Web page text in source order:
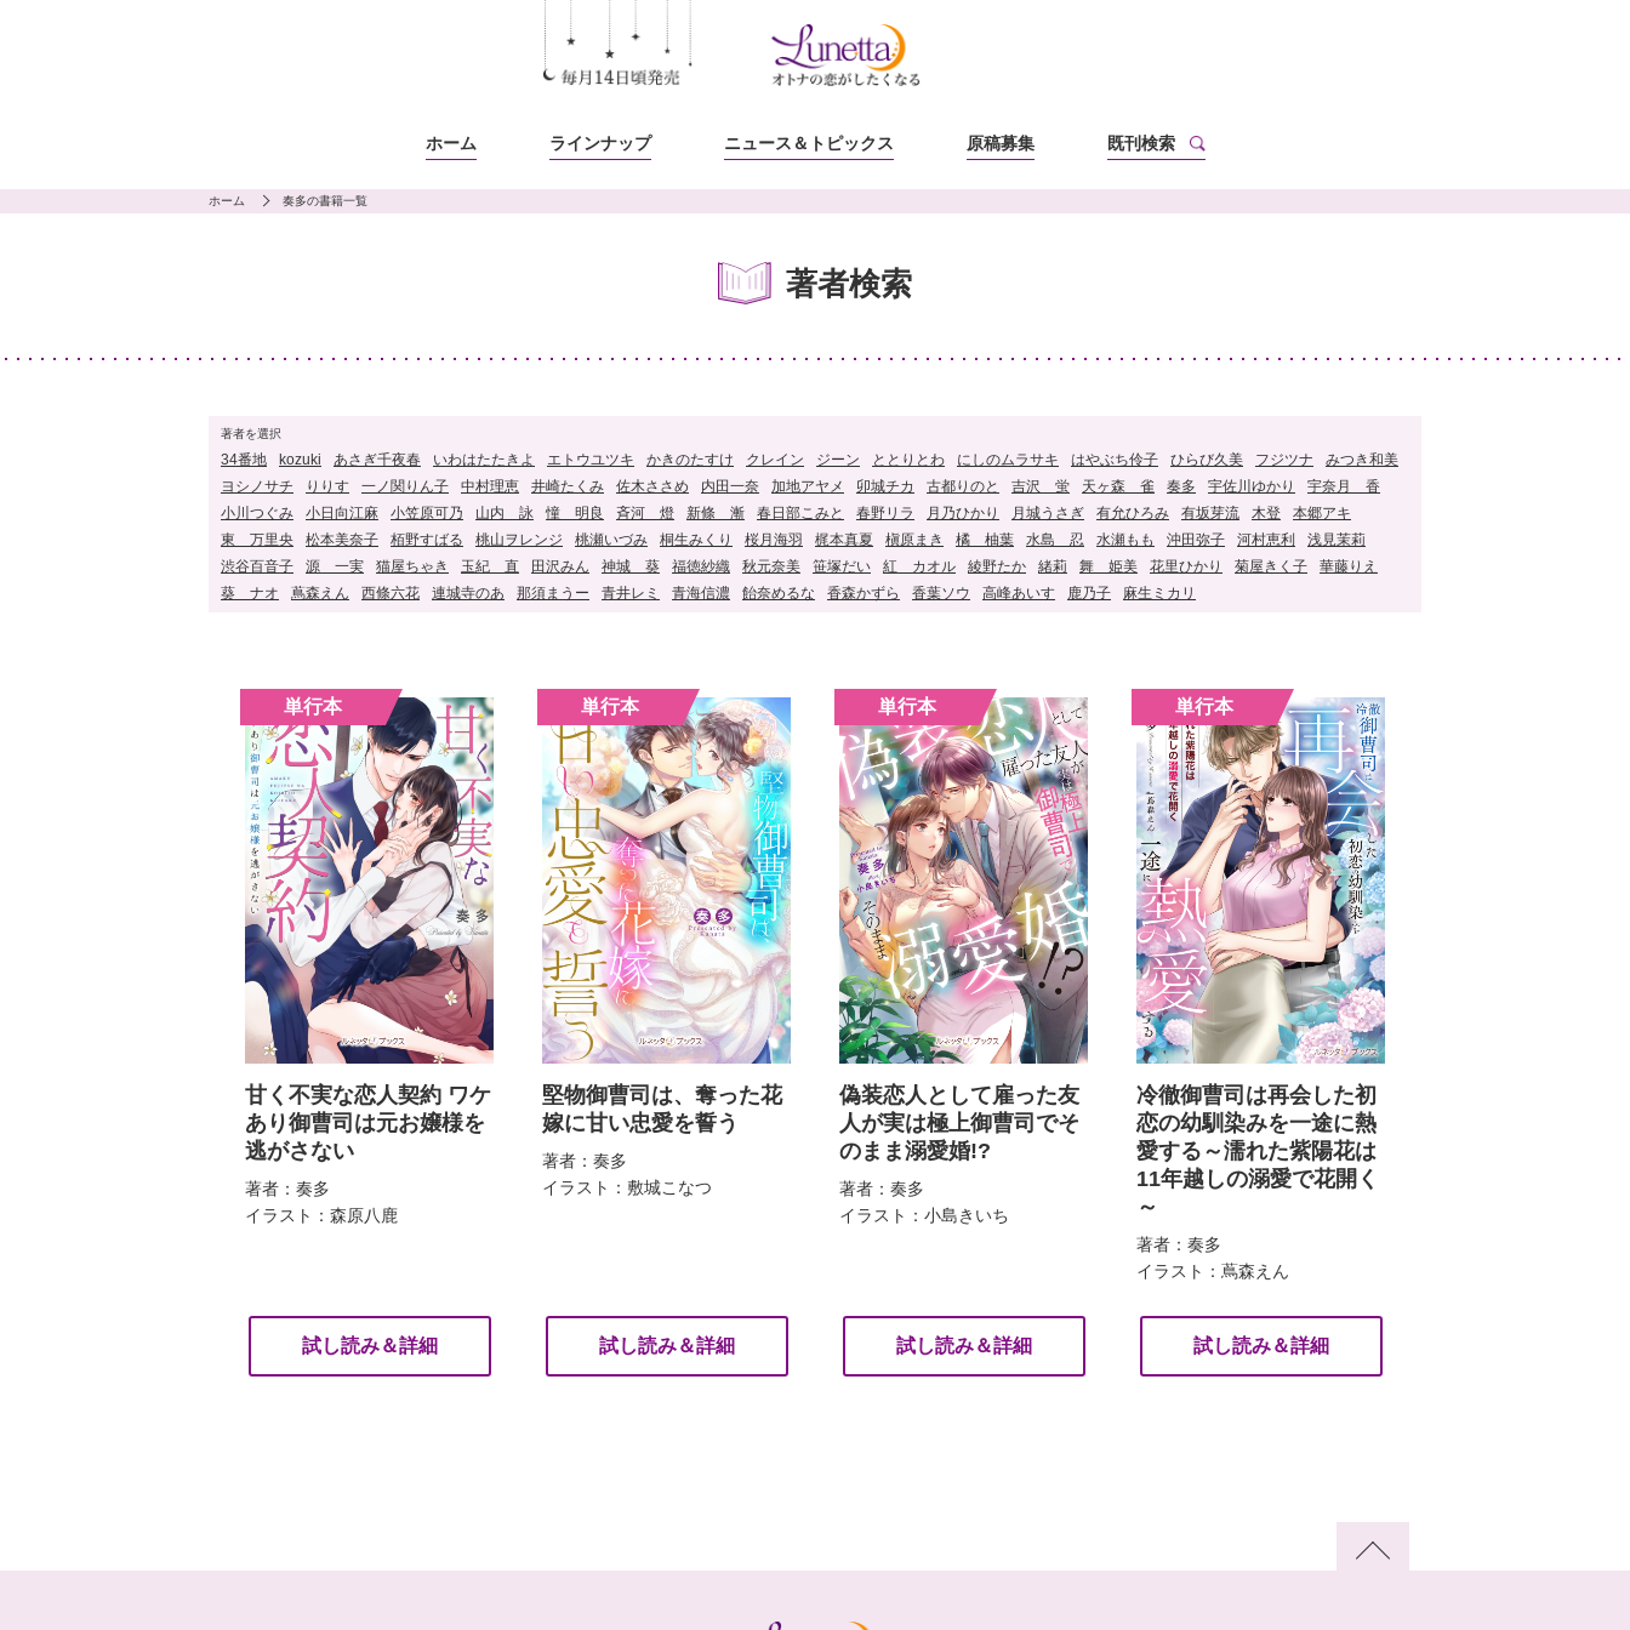
ホーム ラインナップ ニュース ＆トピックス 原稿募集 既刊検索
ホーム 奏多の書籍一覧
著者検索
著者を選択
34番地 kozuki あさぎ千夜春 いわはたたきよ エトウユツキ かきのたすけ クレイン ジーン ととりとわ にしのムラサキ はやぶち伶子 ひらび久美 フジツナ
みつき和美
ヨシノサチ
りりす 一ノ関りん子 中村理恵 井崎たくみ 佐木ささめ 内田一奈 加地アヤメ 卯城チカ 古都りのと 吉沢 蛍 天ヶ森 雀 奏多 宇佐川ゆかり
宇奈月 香
小川つぐみ
小日向江麻 小笠原可乃 山内 詠 憧 明良 斉河 燈 新條 漸 春日部こみと 春野リラ 月乃ひかり 月城うさぎ 有允ひろみ 有坂芽流 木登
本郷アキ
東 万里央
松本美奈子 栢野すばる 桃山ヲレンジ 桃瀬いづみ 桐生みくり 桜月海羽 梶本真夏 槇原まき 橘 柚葉 水島 忍 水瀬もも 沖田弥子 河村恵利
浅見茉莉
渋谷百音子
源 一実 猫屋ちゃき 玉紀 直 田沢みん 神城 葵 福徳紗織 秋元奈美 笹塚だい 紅 カオル 綾野たか 緒莉 舞 姫美 花里ひかり 菊屋きく子
華藤りえ
葵 ナオ
蔦森えん 西條六花 連城寺のあ 那須まうー 青井レミ 青海信濃 飴奈めるな 香森かずら 香葉ソウ 高峰あいす 鹿乃子 麻生ミカリ
甘く不実な恋人契約 ワケ
あり御曹司は元お嬢様を
逃がさない
著者：奏多
イラスト：森原八鹿
試し読み＆詳細
堅物御曹司は、奪った花
嫁に甘い忠愛を誓う
著者：奏多
イラスト：敷城こなつ
試し読み＆詳細
偽装恋人として雇った友
人が実は極上御曹司でそ
のまま溺愛婚!?
著者：奏多
イラスト：小島きいち
試し読み＆詳細
冷徹御曹司は再会した初
恋の幼馴染みを一途に熱
愛する～濡れた紫陽花は
11年越しの溺愛で花開く
～
著者：奏多
イラスト：蔦森えん
試し読み＆詳細